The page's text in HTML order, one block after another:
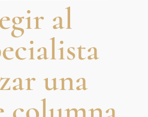
al
una